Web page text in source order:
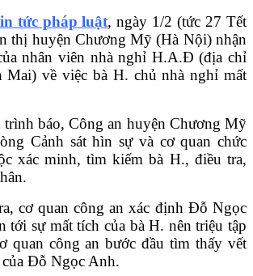
tức pháp luật, ngày 1/2 (tức 27 Tết
thị huyện Chương Mỹ (Hà Nội) nhận
nhân viên nhà nghỉ H.A.Đ (địa chỉ
Mai) về việc bà H. chủ nhà nghỉ mất
trình báo, Công an huyện Chương Mỹ
Cảnh sát hìn sự và cơ quan chức
xác minh, tìm kiếm bà H., điều tra,
cơ quan công an xác định Đỗ Ngọc
tới sự mất tích của bà H. nên triệu tập
quan công an bước đầu tìm thấy vết
Đỗ Ngọc Anh.